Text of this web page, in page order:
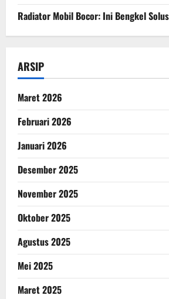
Radiator Mobil Bocor: Ini Bengkel
ARSIP
Maret 2026
Februari 2026
Januari 2026
Desember 2025
November 2025
Oktober 2025
Agustus 2025
Mei 2025
Maret 2025